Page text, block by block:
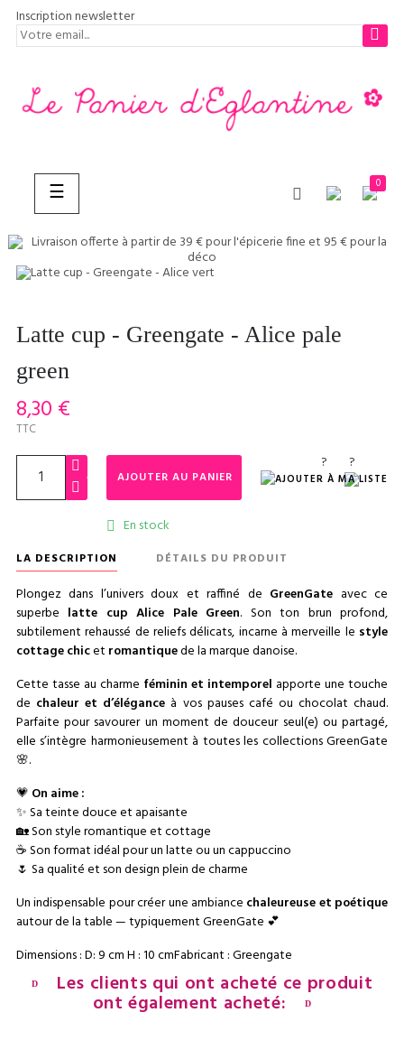
Inscription newsletter
Basculer
la
☰ 0
Latte cup - Greengate - Alice pale
green
8,30 €
TTC
AJOUTER AU PANIER
?
?
 En stock
LA DESCRIPTION DÉTAILS DU PRODUIT
Plongez dans l’univers doux et raffiné de GreenGate avec ce
superbe latte cup Alice Pale Green. Son ton brun profond,
subtilement rehaussé de reliefs délicats, incarne à merveille le style
cottage chicet romantiquede la marque danoise.
Cette tasse au charme féminin et intemporel apporte une touche
de chaleur et d’élégance à vos pauses café ou chocolat chaud.
Parfaite pour savourer un moment de douceur seul(e) ou partagé,
elle s’intègre harmonieusement à toutes les collections GreenGate
🌸.
💗 On aime :
✨ Sa teinte douce et apaisante
🏡 Son style romantique et cottage
☕ Son format idéal pour un latte ou un cappuccino
🌷 Sa qualité et son design plein de charme
Un indispensable pour créer une ambiance chaleureuse et poétique
autour de la table — typiquement GreenGate 💕
Dimensions : D: 9 cm H : 10 cmFabricant : Greengate
Les clients qui ont acheté ce produit
ont également acheté: